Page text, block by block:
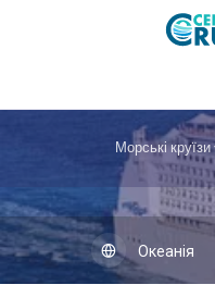
Морські круїзи
Океанія